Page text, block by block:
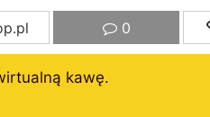
0
kawę.